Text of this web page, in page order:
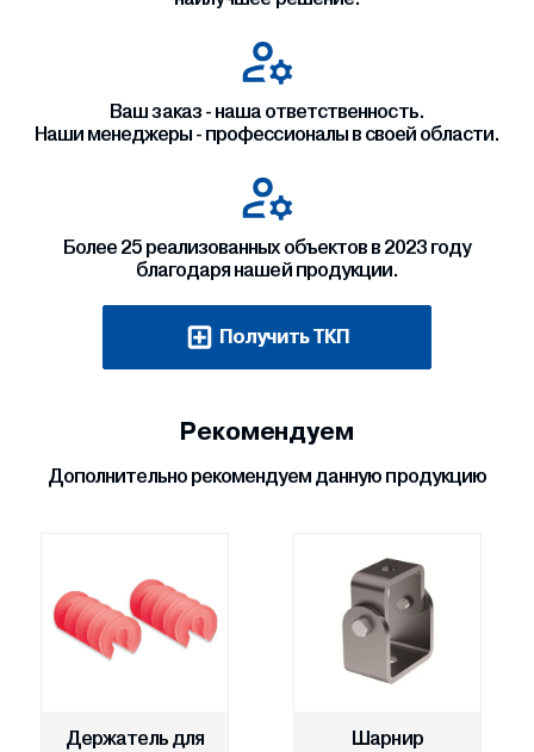
Ваш заказ - наша ответственность.
Наши менеджеры - профессионалы в своей области.
Более 25 реализованных объектов в 2023 году
благодаря нашей продукции.
Получить ТКП
Рекомендуем
Дополнительно рекомендуем данную продукцию
Держатель для
Шарнир